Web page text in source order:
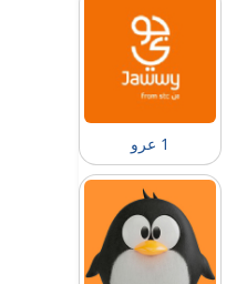
1 عرو